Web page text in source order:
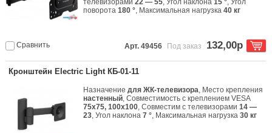
телевизорами22 — 55, Угол наклона15 °, Угол
поворота180 °, Максимальная нагрузка40 кг
Сравнить Арт. 49456 Под заказ 132,00р
Кронштейн Electric Light КБ-01-11
Назначениедля ЖК-телевизора, Место крепления
настенный, Совместимость с креплением VESA
75x75, 100x100, Совместим с телевизорами14 —
23, Угол наклона7 °, Максимальная нагрузка30 кг